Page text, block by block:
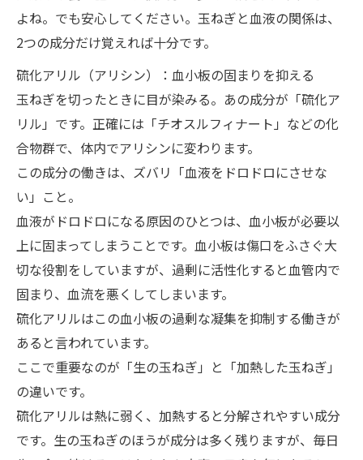
よね。でも安心してください。玉ねぎと血液の関係は、
2つの成分だけ覚えれば十分です。
硫化アリル（アリシン）：血小板の固まりを抑える
玉ねぎを切ったときに目が染みる。あの成分が「硫化ア
リル」です。正確には「チオスルフィナート」などの化
合物群で、体内でアリシンに変わります。
この成分の働きは、ズバリ「血液をドロドロにさせな
い」こと。
血液がドロドロになる原因のひとつは、血小板が必要以
上に固まってしまうことです。血小板は傷口をふさぐ大
切な役割をしていますが、過剰に活性化すると血管内で
固まり、血流を悪くしてしまいます。
硫化アリルはこの血小板の過剰な凝集を抑制する働きが
あると言われています。
ここで重要なのが「生の玉ねぎ」と「加熱した玉ねぎ」
の違いです。
硫化アリルは熱に弱く、加熱すると分解されやすい成分
です。生の玉ねぎのほうが成分は多く残りますが、毎日